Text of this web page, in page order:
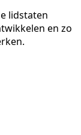
lidstaten
en zo